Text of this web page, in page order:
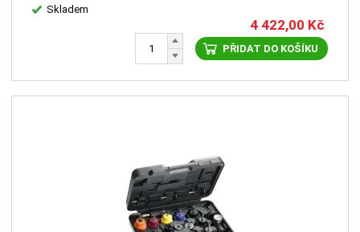
Skladem
4 422,00 Kč
PŘIDAT DO KOŠÍKU